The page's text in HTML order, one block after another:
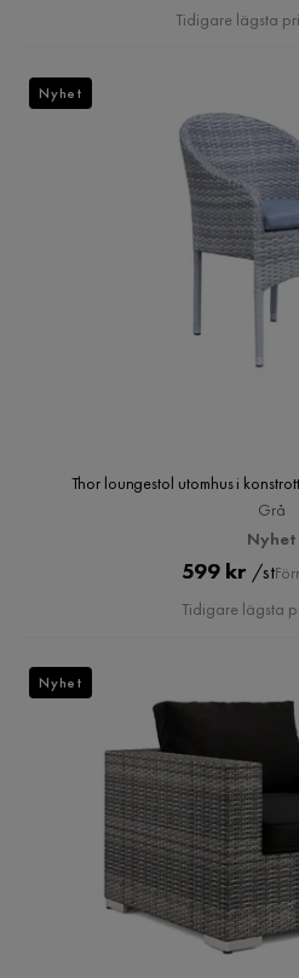
Pris
Tidigare lägsta
Thor loungestol utomhus i
Grå
Nyhet
Pris
599 kr /st
Pris
Tidigare lägsta
Nyhet
Nyhet